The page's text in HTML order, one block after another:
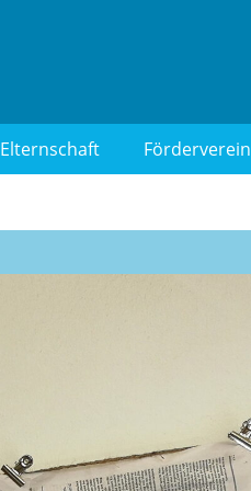
Elternschaft Förderverein